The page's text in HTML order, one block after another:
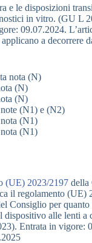
e le disposizioni
in vitro. (GU L
09.07.2024.
a decorrere
nota (N)
(N)
(N)
(N1) e (N2)
(N1)
(N1)
(UE) 2023/2197 della
il regolamento (UE)
Consiglio per
alle lenti a
Entrata in vigore: